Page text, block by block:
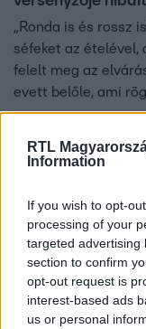
RTL
Information
If you wish to opt-
processing of your
targeted advertising
section to confirm
opt-out request is
interest-based ads
us or personal
„Ronda is és rossz
séfeket az ételével,
felelt meg az
evett belőle, ami